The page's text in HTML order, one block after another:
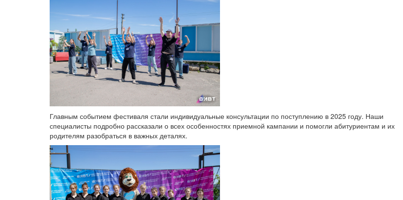
Главным событием фестиваля стали индивидуальные консультации по поступлению в 2025 году. Наши
специалисты подробно рассказали о всех особенностях приемной кампании и помогли абитуриентам и их
родителям разобраться в важных деталях.